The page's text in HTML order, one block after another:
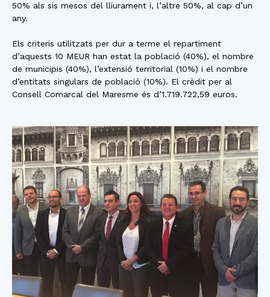
50% als sis mesos del lliurament i, l’altre 50%, al cap d’un
any.
Els criteris utilitzats per dur a terme el repartiment
d’aquests 10 MEUR han estat la població (40%), el nombre
de municipis (40%), l’extensió territorial (10%) i el nombre
d’entitats singulars de població (10%). El crèdit per al
Consell Comarcal del Maresme és d’1.719.722,59 euros.